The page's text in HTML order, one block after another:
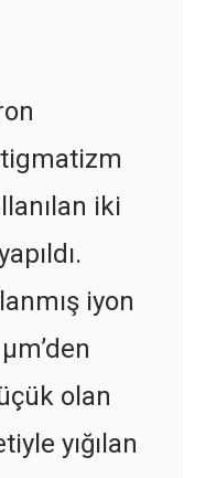
iki
iyon
olan
yığılan